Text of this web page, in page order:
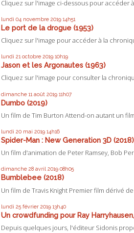
Cliquez sur l'image ci-dessous pour accéder
lundi 04 novembre 2019 14h51
Le port de la drogue (1953)
Cliquez sur l'image pour accéder à la
lundi 21 octobre 2019 10h19
Jason et les Argonautes (1963)
Cliquez sur l'image pour consulter la
dimanche 11 août 2019 11h07
Dumbo (2019)
Un film de Tim Burton Attend-on autant un
lundi 20 mai 2019 14h16
Spider-Man : New Generation 3D (2018)
Un film d'animation de Peter Ramsey, Bob
dimanche 28 avril 2019 08h05
Bumblebee (2018)
Un film de Travis Knight Premier film dérivé de
lundi 25 février 2019 13h40
Un crowdfunding pour Ray
Depuis quelques jours, l'éditeur Sidonis